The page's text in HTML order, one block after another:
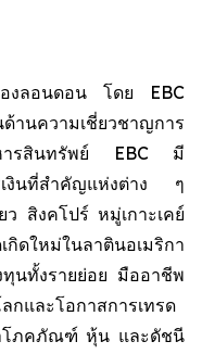
องลอนดอน โดย EBC
ด้านความเชี่ยวชาญการ
ริหารสินทรัพย์ EBC มี
เงินที่สำคัญแห่งต่าง ๆ
สิงคโปร์ หมู่เกาะเคย์
ดใหม่ในลาตินอเมริกา
ทุนทั้งรายย่อย มืออาชีพ
กและโอกาสการเทรด
โภคภัณฑ์ หุ้น และดัชนี